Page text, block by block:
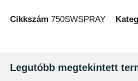
Cikkszám 750SWSPRAY
Legutóbb megtekintett